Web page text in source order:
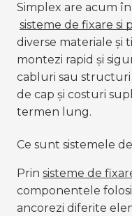
Simplex are acum
sisteme de fixare si
diverse materiale și
montezi rapid și
cabluri sau structuri
de cap și costuri
termen lung.
Ce sunt sistemele
Prin sisteme de
componentele
ancorezi diferite